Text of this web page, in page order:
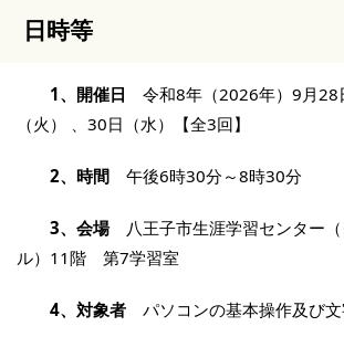
日時等
1、開催日 令和8年（2026年）9月28
（火） 、30日（水）【全3回】
2、時間 午後6時30分～8時30分
3、会場 八王子市生涯学習センター
ル）11階 第7学習室
4、対象者 パソコンの基本操作及び